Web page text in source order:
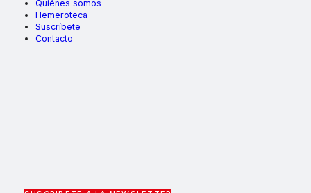
Quiénes somos
Hemeroteca
Suscríbete
Contacto